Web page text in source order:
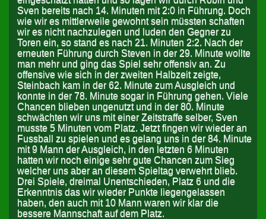
Sven bereits nach 14. Minuten mit 2:0 in Führung. Doch
wie wir es mittlerweile gewohnt sein müssten schaften
wir es nicht nachzulegen und luden den Gegner zu
Toren ein, so stand es nach 21. Minuten 2:2. Nach der
erneuten Führung durch Steven in der 29. Minute wollte
man mehr und ging das Spiel sehr offensiv an. Zu
offensive wie sich in der zweiten Halbzeit zeigte,
Steinbach kam in der 62. Minute zum Ausgleich und
konnte in der 78. Minute sogar in Führung gehen. Viele
Chancen blieben ungenutzt und in der 80. Minute
schwächten wir uns mit einer Zeitstraffe selber, Sven
musste 5 Minuten vom Platz. Jetzt fingen wir wieder an
Fussball zu spielen und es gelang uns in der 84. Minute
mit 9 Mann der Ausgleich, in den letzten 6 Minuten
hatten wir noch einige sehr gute Chancen zum Sieg
welcher uns aber an diesem Spieltag verwehrt blieb.
Drei Spiele, dreimal Unentschieden, Platz 6 und die
Erkenntnis das wir wieder Punkte liegengelassen
haben, den auch mit 10 Mann waren wir klar die
bessere Mannschaft auf dem Platz.